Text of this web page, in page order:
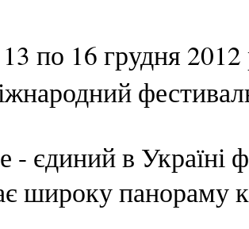
13 по 16 грудня
- єдиний в Україні
широку панораму